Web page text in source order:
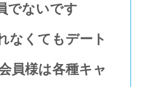
でないです
なくてもデート
員様は各種キャ